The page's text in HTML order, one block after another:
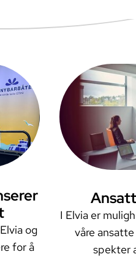
og
for å
Les mer
I Elvia er
våre
spekter